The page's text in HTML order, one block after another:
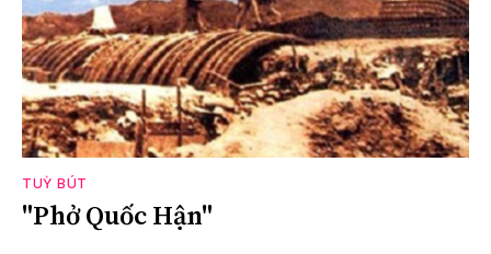
TUỲ BÚT
"Phở Quốc Hận"